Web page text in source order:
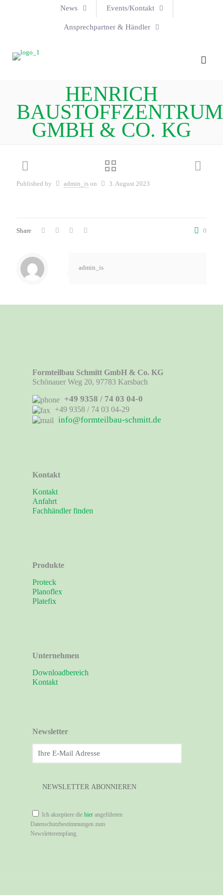
News Events/Kontakt
Ansprechpartner & Händler
HENRICH
BAUSTOFFZENTRUM
GMBH & CO. KG
Published by admin_is on 3. August 2023
Share 0
admin_is
Formteilbau Schmitt GmbH & Co. KG
Schönauer Weg 20, 97783 Karsbach
+49 9358 / 74 03 04-0
+49 9358 / 74 03 04-29
info@formteilbau-schmitt.de
Kontakt
Kontakt
Anfahrt
Fachhändler finden
Produkte
Proteck
Planoflex
Platefix
Unternehmen
Downloadbereich
Kontakt
Newsletter
Ich akzeptiere die hier angeführten
Datenschutzbestimmungen zum
Newsletterempfang.